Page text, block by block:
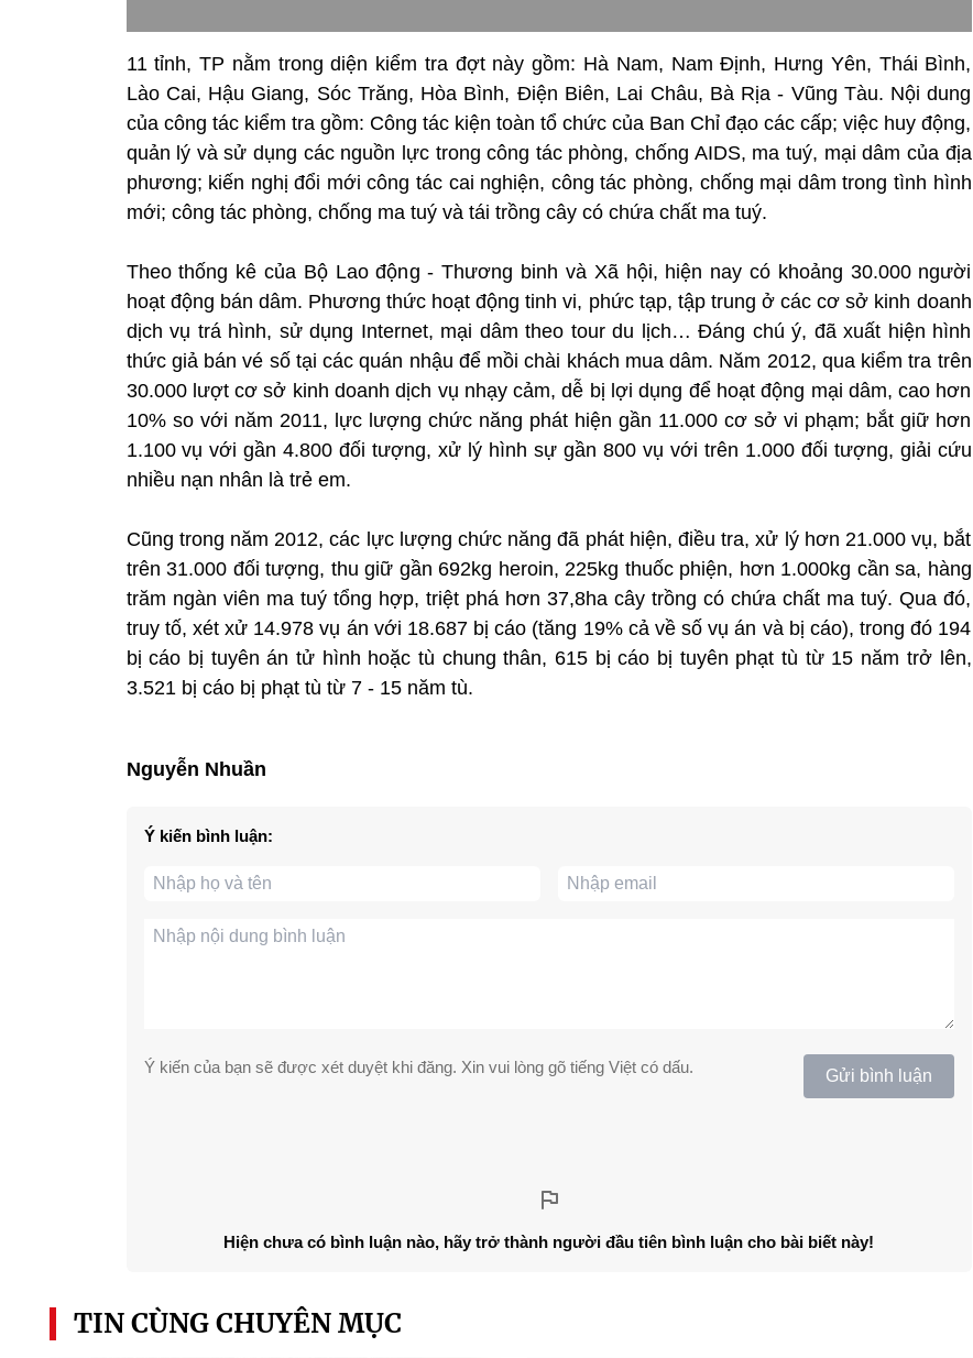
11 tỉnh, TP nằm trong diện kiểm tra đợt này gồm: Hà Nam, Nam Định, Hưng Yên, Thái Bình,
Lào Cai, Hậu Giang, Sóc Trăng, Hòa Bình, Điện Biên, Lai Châu, Bà Rịa - Vũng Tàu. Nội dung
của công tác kiểm tra gồm: Công tác kiện toàn tổ chức của Ban Chỉ đạo các cấp; việc huy động,
quản lý và sử dụng các nguồn lực trong công tác phòng, chống AIDS, ma tuý, mại dâm của địa
phương; kiến nghị đổi mới công tác cai nghiện, công tác phòng, chống mại dâm trong tình hình
mới; công tác phòng, chống ma tuý và tái trồng cây có chứa chất ma tuý.
Theo thống kê của Bộ Lao động - Thương binh và Xã hội, hiện nay có khoảng 30.000 người
hoạt động bán dâm. Phương thức hoạt động tinh vi, phức tạp, tập trung ở các cơ sở kinh doanh
dịch vụ trá hình, sử dụng Internet, mại dâm theo tour du lịch… Đáng chú ý, đã xuất hiện hình
thức giả bán vé số tại các quán nhậu để mồi chài khách mua dâm. Năm 2012, qua kiểm tra trên
30.000 lượt cơ sở kinh doanh dịch vụ nhạy cảm, dễ bị lợi dụng để hoạt động mại dâm, cao hơn
10% so với năm 2011, lực lượng chức năng phát hiện gần 11.000 cơ sở vi phạm; bắt giữ hơn
1.100 vụ với gần 4.800 đối tượng, xử lý hình sự gần 800 vụ với trên 1.000 đối tượng, giải cứu
nhiều nạn nhân là trẻ em.
Cũng trong năm 2012, các lực lượng chức năng đã phát hiện, điều tra, xử lý hơn 21.000 vụ, bắt
trên 31.000 đối tượng, thu giữ gần 692kg heroin, 225kg thuốc phiện, hơn 1.000kg cần sa, hàng
trăm ngàn viên ma tuý tổng hợp, triệt phá hơn 37,8ha cây trồng có chứa chất ma tuý. Qua đó,
truy tố, xét xử 14.978 vụ án với 18.687 bị cáo (tăng 19% cả về số vụ án và bị cáo), trong đó 194
bị cáo bị tuyên án tử hình hoặc tù chung thân, 615 bị cáo bị tuyên phạt tù từ 15 năm trở lên,
3.521 bị cáo bị phạt tù từ 7 - 15 năm tù.
Nguyễn Nhuần
Ý kiến bình luận:
Ý kiến của bạn sẽ được xét duyệt khi đăng. Xin vui lòng gõ tiếng Việt có dấu. Gửi bình luận
Hiện chưa có bình luận nào, hãy trở thành người đầu tiên bình luận cho bài biết này!
TIN CÙNG CHUYÊN MỤC